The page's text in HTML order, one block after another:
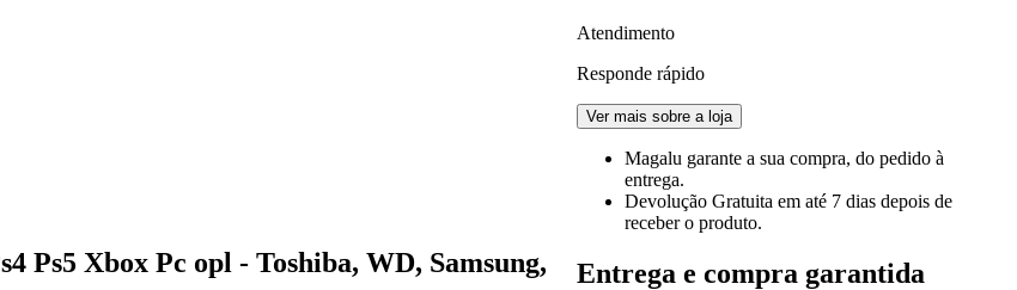
Ps5 Xbox Pc opl - Toshiba, WD, Samsung,
Atendimento
Responde rápido
Ver mais sobre a loja
Magalu garante a sua compra, do pedido à
entrega.
Devolução Gratuita em até 7 dias depois de
receber o produto.
Entrega e compra garantida